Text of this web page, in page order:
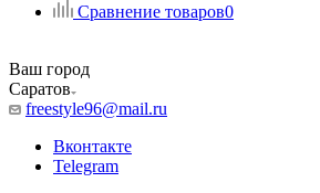
Сравнение товаров0
Ваш город
Саратов
freestyle96@mail.ru
Вконтакте
Telegram